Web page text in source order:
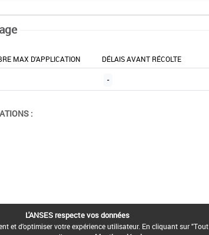
MAX D'APPLICATION DÉLAIS AVANT RÉCOLTE
-
:
L'ANSES respecte vos données
d'optimiser votre expérience utilisateur. En cliquant sur